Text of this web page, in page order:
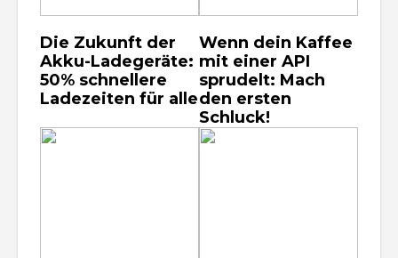
Die Zukunft der
Akku-Ladegeräte:
50% schnellere
Ladezeiten für alle
Wenn dein Kaffee
mit einer API
sprudelt: Mach
den ersten
Schluck!